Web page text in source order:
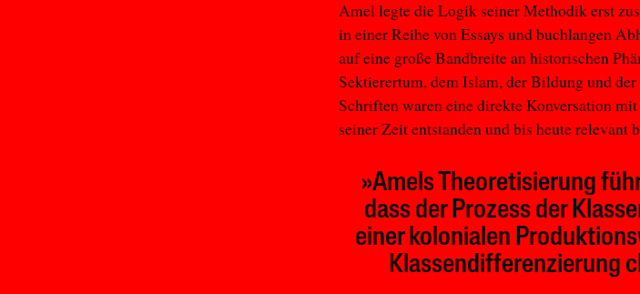
Amel legte die Logik seiner Methodik erst
in einer Reihe von Essays und buchlangen
auf eine große Bandbreite an historischen
Sektierertum, dem Islam, der Bildung und
Schriften waren eine direkte Konversation
seiner Zeit entstanden und bis heute relevant
»Amels Theoretisierung
dass der Prozess der
einer kolonialen
Klassendifferenzierung